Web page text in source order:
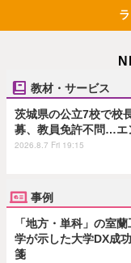
教材・サービス
茨城県の公立7校で校
募、教員免許不問…エ
2026.8.7 Fri 19:15
事例
「地方・単科」の室
学が示した大学DX成
箋